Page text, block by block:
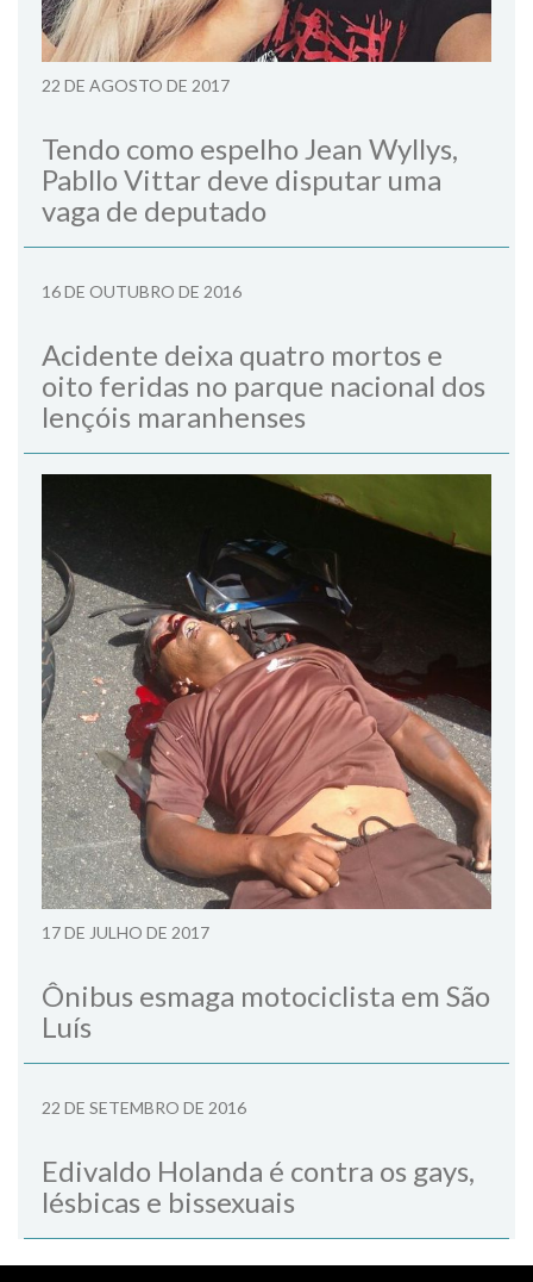
22 DE AGOSTO DE 2017
Tendo como espelho Jean Wyllys,
Pabllo Vittar deve disputar uma
vaga de deputado
16 DE OUTUBRO DE 2016
Acidente deixa quatro mortos e
oito feridas no parque nacional dos
lençóis maranhenses
17 DE JULHO DE 2017
Ônibus esmaga motociclista em São
Luís
22 DE SETEMBRO DE 2016
Edivaldo Holanda é contra os gays,
lésbicas e bissexuais